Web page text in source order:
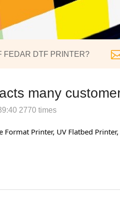
FEDAR DTF PRINTER?
many
2770 times
Printer, UV Flatbed